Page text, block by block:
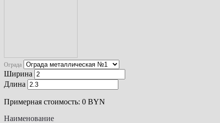
Ограда
Ширина
Длина
Примерная стоимость: 0 BYN
Наименование